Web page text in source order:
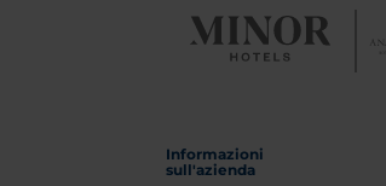
Informazioni
sull'azienda